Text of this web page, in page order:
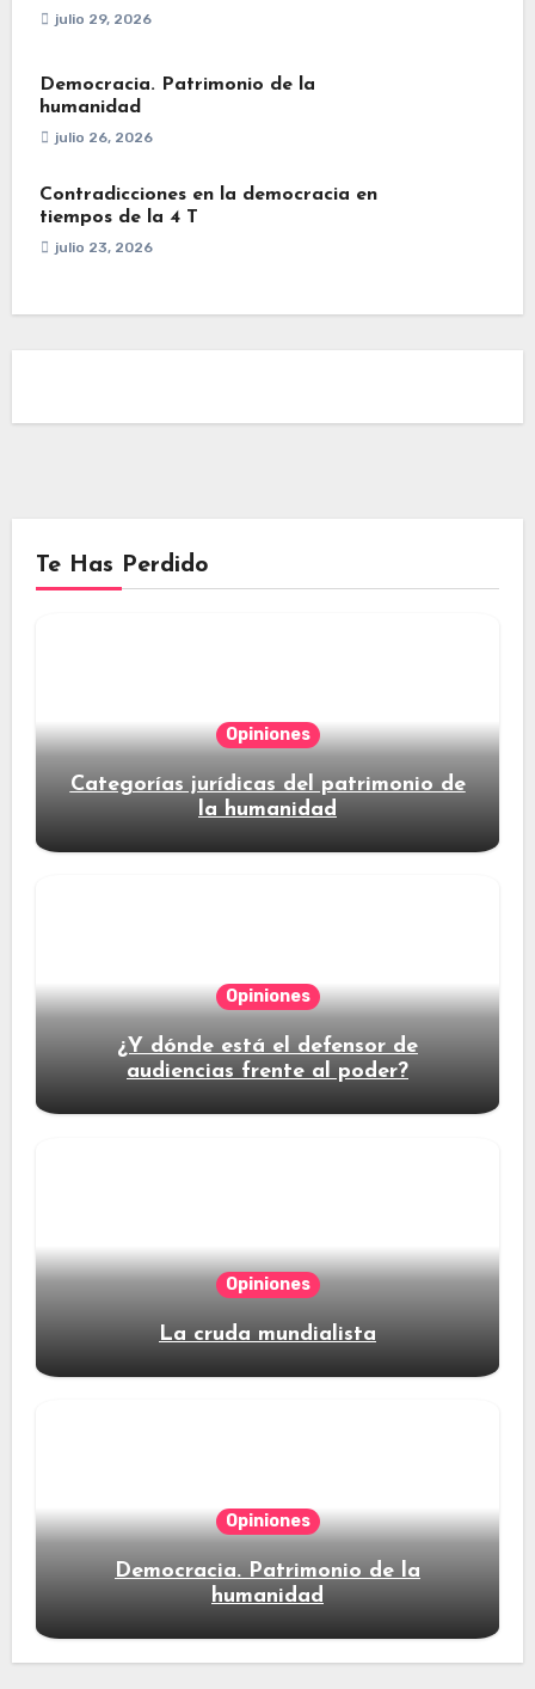
julio 29, 2026
Democracia. Patrimonio de la
humanidad
julio 26, 2026
Contradicciones en la democracia en
tiempos de la 4 T
julio 23, 2026
Te Has Perdido
Opiniones
Categorías jurídicas del patrimonio de
la humanidad
Opiniones
¿Y dónde está el defensor de
audiencias frente al poder?
Opiniones
La cruda mundialista
Opiniones
Democracia. Patrimonio de la
humanidad